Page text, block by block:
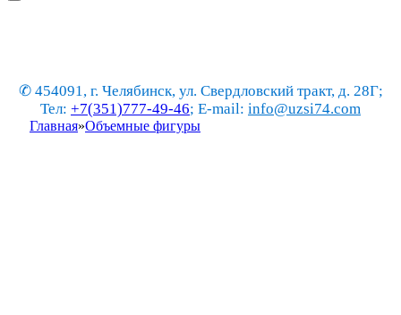
✆ 454091, г. Челябинск, ул. Свердловский тракт, д. 28Г;
Тел: +7(351)777-49-46; E-mail: info@uzsi74.com
Главная»Объемные фигуры